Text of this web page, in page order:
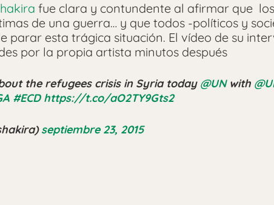
fue clara y contundente al afirmar que
de una guerra… y que todos -políticos y
parar esta trágica situación. El vídeo de su
por la propia artista minutos después
the refugees crisis in Syria today @UNwith
#ECD https://t.co/aO2TY9Gts2
septiembre 23, 2015